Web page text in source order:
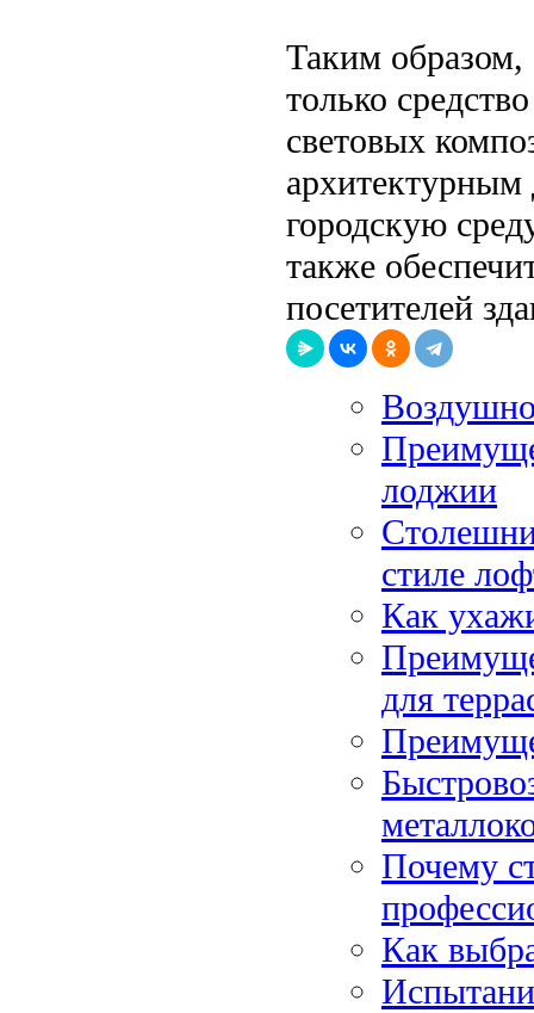
Таким образом,
только
световых
архитектурным
городскую
также
посетителей
лоджии
стиле
Как
для
Почему
Как